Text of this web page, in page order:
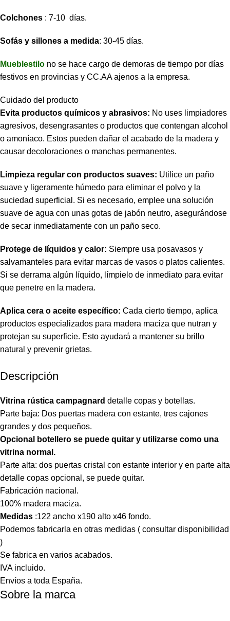
Colchones : 7-10 días.
Sofás y sillones a medida: 30-45 días.
Mueblestilo no se hace cargo de demoras de tiempo por días
festivos en provincias y CC.AA ajenos a la empresa.
Cuidado del producto
Evita productos químicos y abrasivos: No uses limpiadores
agresivos, desengrasantes o productos que contengan alcohol
o amoníaco. Estos pueden dañar el acabado de la madera y
causar decoloraciones o manchas permanentes.
Limpieza regular con productos suaves: Utilice un paño
suave y ligeramente húmedo para eliminar el polvo y la
suciedad superficial. Si es necesario, emplee una solución
suave de agua con unas gotas de jabón neutro, asegurándose
de secar inmediatamente con un paño seco.
Protege de líquidos y calor: Siempre usa posavasos y
salvamanteles para evitar marcas de vasos o platos calientes.
Si se derrama algún líquido, límpielo de inmediato para evitar
que penetre en la madera.
Aplica cera o aceite específico: Cada cierto tiempo, aplica
productos especializados para madera maciza que nutran y
protejan su superficie. Esto ayudará a mantener su brillo
natural y prevenir grietas.
Descripción
Vitrina rústica campagnard detalle copas y botellas.
Parte baja: Dos puertas madera con estante, tres cajones
grandes y dos pequeños.
Opcional botellero se puede quitar y utilizarse como una
vitrina normal.
Parte alta: dos puertas cristal con estante interior y en parte alta
detalle copas opcional, se puede quitar.
Fabricación nacional.
100% madera maciza.
Medidas :122 ancho x190 alto x46 fondo.
Podemos fabricarla en otras medidas ( consultar disponibilidad
)
Se fabrica en varios acabados.
IVA incluido.
Envíos a toda España.
Sobre la marca